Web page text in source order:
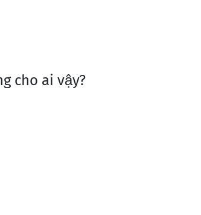
cho ai vậy?